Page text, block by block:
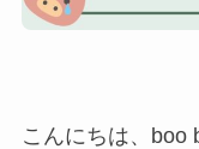
こんにちは、boo